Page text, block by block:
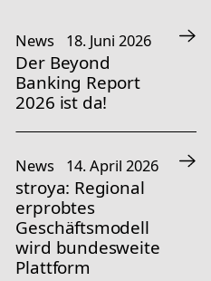
News 18. Juni 2026
Der Beyond
Banking Report
2026 ist da!
News 14. April 2026
stroya: Regional
erprobtes
Geschäftsmodell
wird bundesweite
Plattform